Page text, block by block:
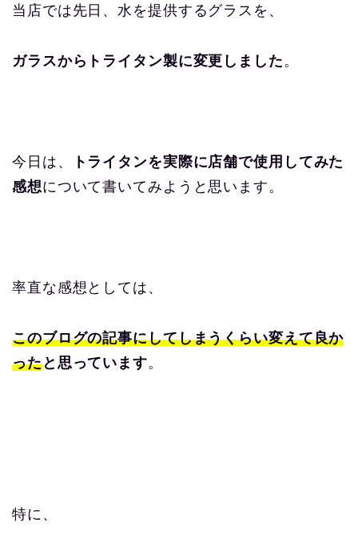
当店では先日、水を提供するグラスを、
ガラスからトライタン製に変更しました 。
今日は、
トライタンを実際に店舗で使用してみた
感想について書いてみようと思います。
率直な感想としては、
このブログの記事にしてしまうくらい変えて良か
ったと思っています。
特に、